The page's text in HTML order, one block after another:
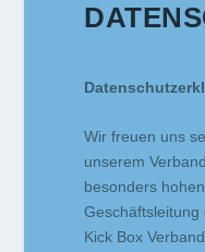
Wir freuen uns
unserem
besonders
Geschäftsleitung
Kick Box